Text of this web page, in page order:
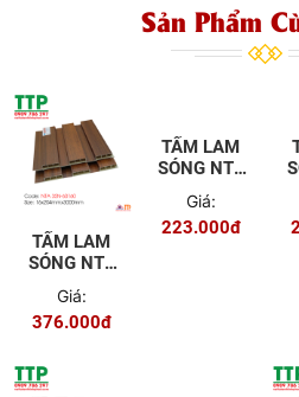
Sản Phẩm
TẤM LAM
SÓNG NTA
Giá:
376.000đ
TẤM LAM
SÓNG NTA
3SN-
S89072-
210
Giá:
223.000đ